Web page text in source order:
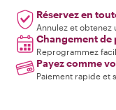
Réservez en
Annulez et obtenez
Changement de
Reprogrammez
Payez comme
Paiement rapide et